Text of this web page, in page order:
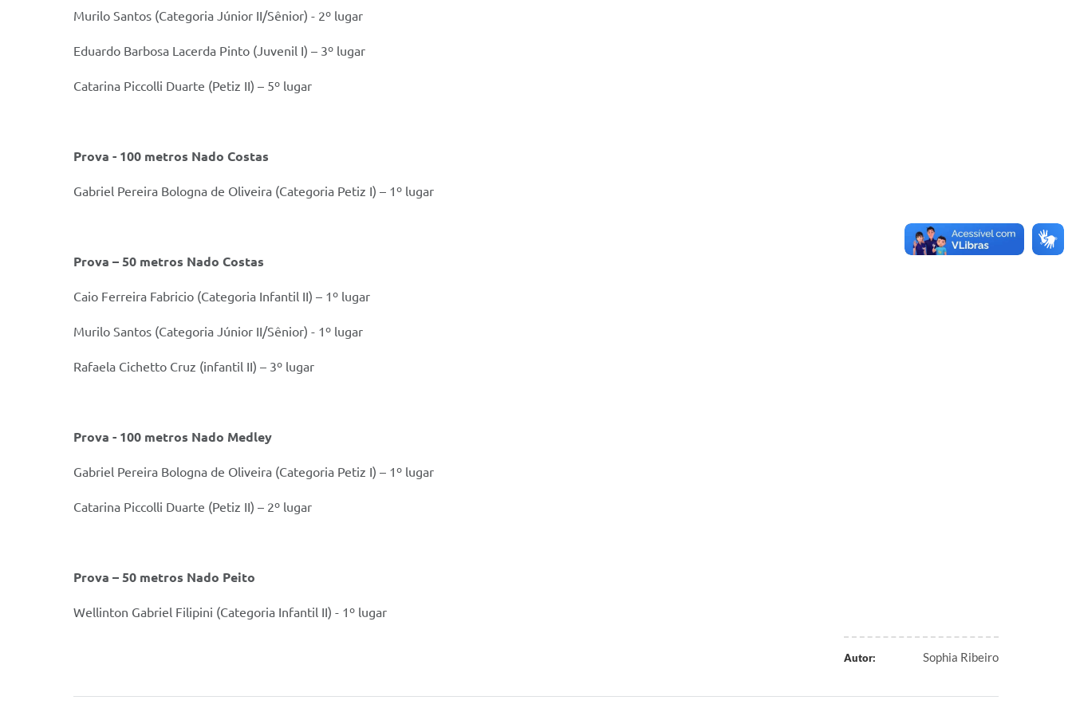
Murilo Santos (Categoria Júnior II/Sênior) - 2º lugar
Eduardo Barbosa Lacerda Pinto (Juvenil I) – 3º lugar
Catarina Piccolli Duarte (Petiz II) – 5º lugar
Prova - 100 metros Nado Costas
Gabriel Pereira Bologna de Oliveira (Categoria Petiz I) – 1º lugar
Prova – 50 metros Nado Costas
Caio Ferreira Fabricio (Categoria Infantil II) – 1º lugar
Murilo Santos (Categoria Júnior II/Sênior) - 1º lugar
Rafaela Cichetto Cruz (infantil II) – 3º lugar
Prova - 100 metros Nado Medley
Gabriel Pereira Bologna de Oliveira (Categoria Petiz I) – 1º lugar
Catarina Piccolli Duarte (Petiz II) – 2º lugar
Prova – 50 metros Nado Peito
Wellinton Gabriel Filipini (Categoria Infantil II) - 1º lugar
Autor: Sophia Ribeiro